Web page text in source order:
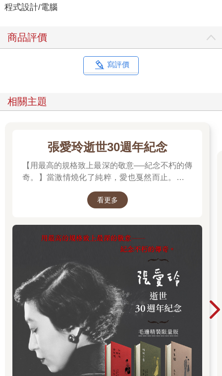
程式設計/電腦
商品評價
寫評價
相關主題
張愛玲逝世30週年紀念
【用最高的規格致上最深的敬意──紀念不朽的傳
奇。】當激情燒化了純粹，愛也戛然而止。透視
看更多